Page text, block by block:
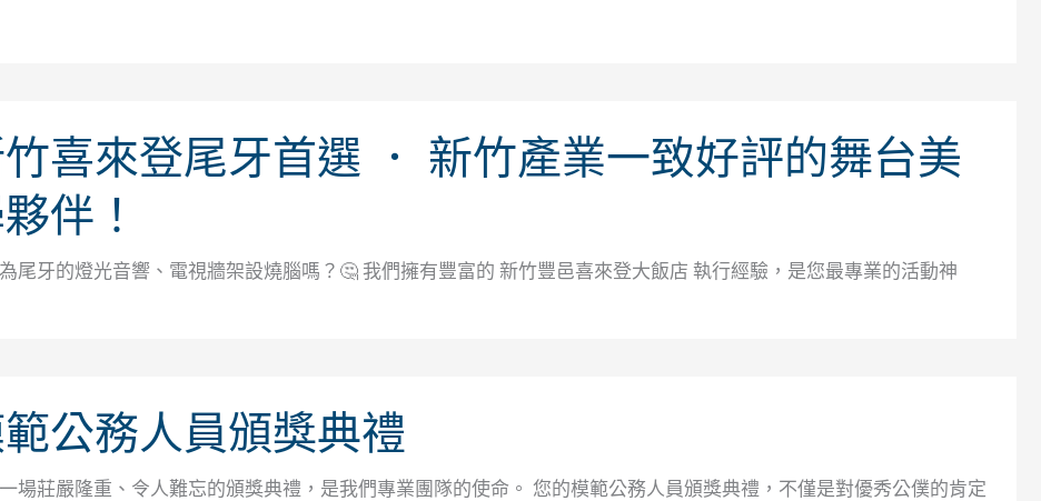
喜來登尾牙首選 ． 新竹產業一致好評的舞台美
伴！
尾牙的燈光音響、電視牆架設燒腦嗎？🤔 我們擁有豐富的 新竹豐邑喜來登大飯店 執行經驗，是您最專業的活動神
公務人員頒獎典禮
場莊嚴隆重、令人難忘的頒獎典禮，是我們專業團隊的使命。 您的模範公務人員頒獎典禮，不僅是對優秀公僕的肯定